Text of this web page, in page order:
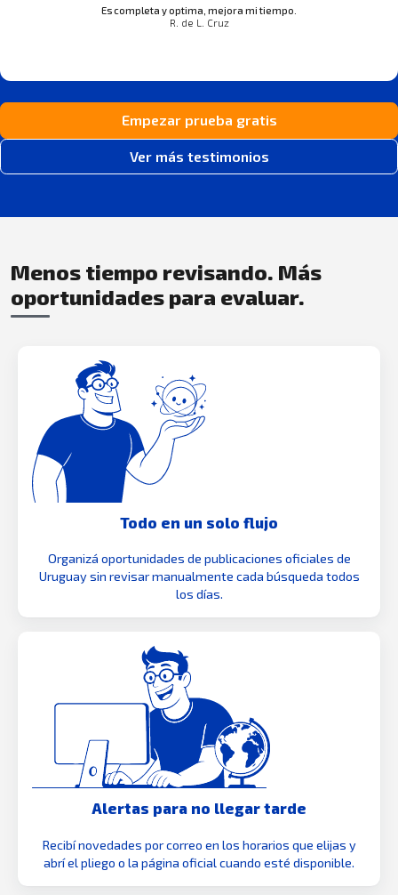
Es completa y optima, mejora mi tiempo.
R. de L. Cruz
Empezar prueba gratis
Ver más testimonios
Menos tiempo revisando. Más
oportunidades para evaluar.
Todo en un solo flujo
Organizá oportunidades de publicaciones oficiales de
Uruguay sin revisar manualmente cada búsqueda todos
los días.
Alertas para no llegar tarde
Recibí novedades por correo en los horarios que elijas y
abrí el pliego o la página oficial cuando esté disponible.